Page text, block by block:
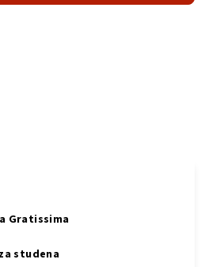
Gratissima
studena